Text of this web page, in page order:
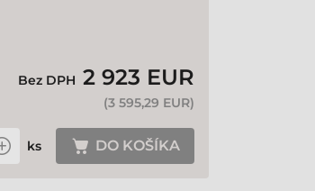
Bez DPH 2 923 EUR
(3 595,29 EUR)
ks DO KOŠÍKA